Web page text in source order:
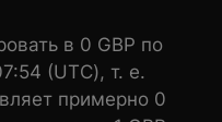
в 0 GBP по
(UTC), т. е.
примерно 0